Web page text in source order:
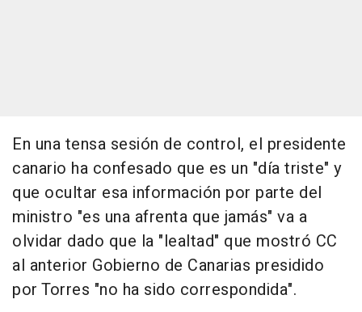
En una tensa sesión de control, el presidente
canario ha confesado que es un "día triste" y
que ocultar esa información por parte del
ministro "es una afrenta que jamás" va a
olvidar dado que la "lealtad" que mostró CC
al anterior Gobierno de Canarias presidido
por Torres "no ha sido correspondida".